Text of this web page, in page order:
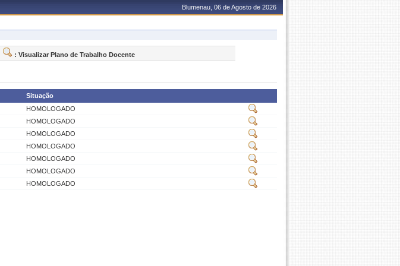
Blumenau, 06 de Agosto de 2026
: Visualizar Plano de Trabalho Docente
Situação
HOMOLOGADO
HOMOLOGADO
HOMOLOGADO
HOMOLOGADO
HOMOLOGADO
HOMOLOGADO
HOMOLOGADO